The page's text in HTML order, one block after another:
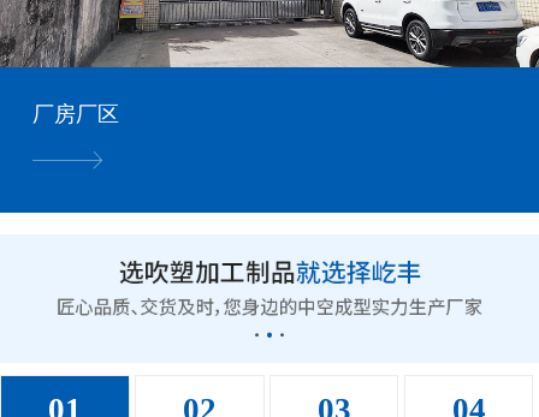
厂房厂区
01 02 03 04